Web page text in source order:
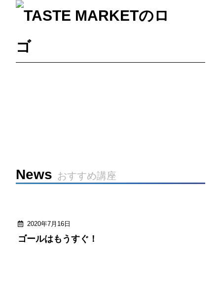
News おすすめ講座
2020年7月16日
ゴールはもうすぐ！